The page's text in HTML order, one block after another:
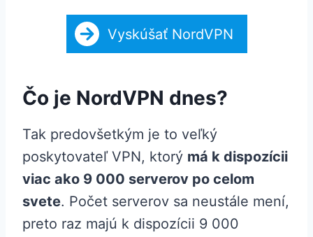
Vyskúšať NordVPN
Čo je NordVPN dnes?
Tak predovšetkým je to veľký
poskytovateľ VPN, ktorý má k dispozícii
viac ako 9 000 serverov po celom
svete. Počet serverov sa neustále mení,
preto raz majú k dispozícii 9 000